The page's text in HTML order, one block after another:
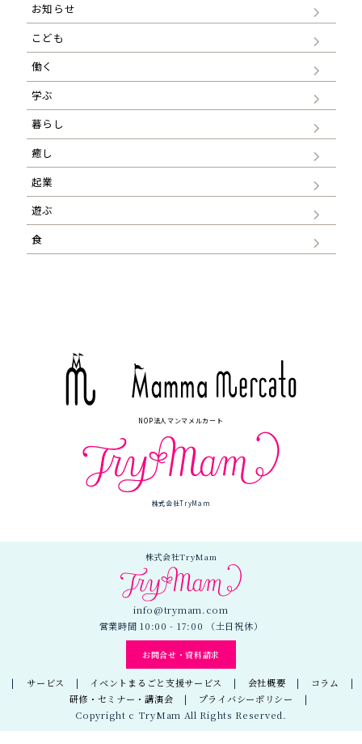
お知らせ
こども
働く
学ぶ
暮らし
癒し
起業
遊ぶ
食
NOP法人マンマメルカート
株式会社TryMam
株式会社TryMam
info@trymam.com
営業時間 10:00 - 17:00 （土日祝休）
お問合せ・資料請求
サービス イベントまるごと支援サービス 会社概要
コラム
研修・セミナー・講演会
プライバシーポリシー
Copyright c TryMam All Rights Reserved.